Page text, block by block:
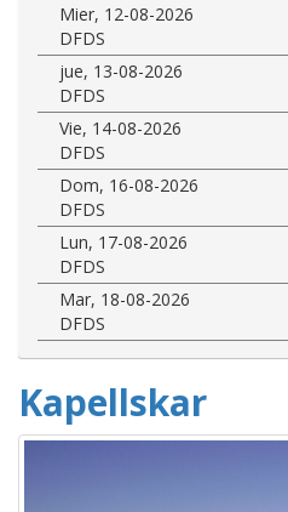
Mier, 12-08-2026
DFDS
jue, 13-08-2026
DFDS
Vie, 14-08-2026
DFDS
Dom, 16-08-2026
DFDS
Lun, 17-08-2026
DFDS
Mar, 18-08-2026
DFDS
Kapellskar